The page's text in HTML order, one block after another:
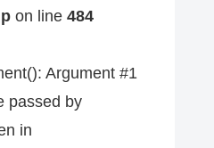
on line 484
Argument #1
passed by
in